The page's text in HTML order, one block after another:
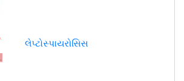
લેપ્ટોસ્પાયરોસિસ